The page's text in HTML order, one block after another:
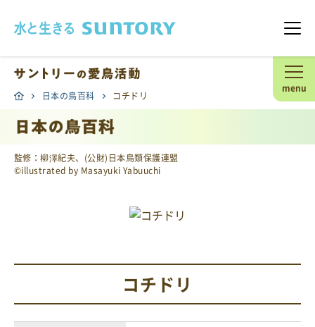
メ
menu
日本の鳥百科 コチドリ
監修：柳澤紀夫、(公財)日本鳥類保護連盟
©illustrated by Masayuki Yabuuchi
コチドリ